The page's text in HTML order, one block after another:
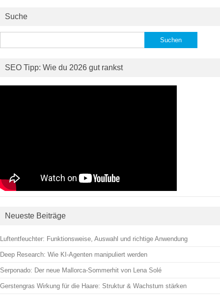
Suche
nach:
SEO Tipp: Wie du 2026 gut rankst
Neueste Beiträge
Luftentfeuchter: Funktionsweise, Auswahl und richtige Anwendung
Deep Research: Wie KI-Agenten manipuliert werden
Serponado: Der neue Mallorca-Sommerhit von Lena Solé
Gerstengras Wirkung für die Haare: Struktur & Wachstum stärken